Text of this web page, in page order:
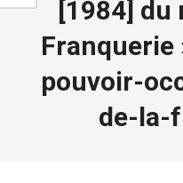
[1984] du
Franquerie
pouvoir-
de-la-